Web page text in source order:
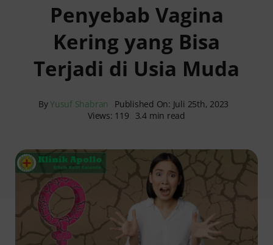
Reservasi Online
Search
Penyebab Vagina
Kering yang Bisa
Terjadi di Usia Muda
ByYusuf Shabran
Published On: Juli 25th, 2023
Views: 119
3.4 min read